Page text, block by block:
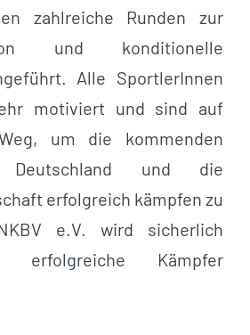
zahlreiche Runden zur
und konditionelle
Alle SportlerInnen
motiviert und sind auf
um die kommenden
und die
erfolgreich kämpfen zu
e.V. wird sicherlich
erfolgreiche Kämpfer